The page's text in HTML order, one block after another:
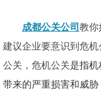
成都公关公司 教你
建议企业要意识到危
公关，危机公关是指
带来的严重损害和威胁